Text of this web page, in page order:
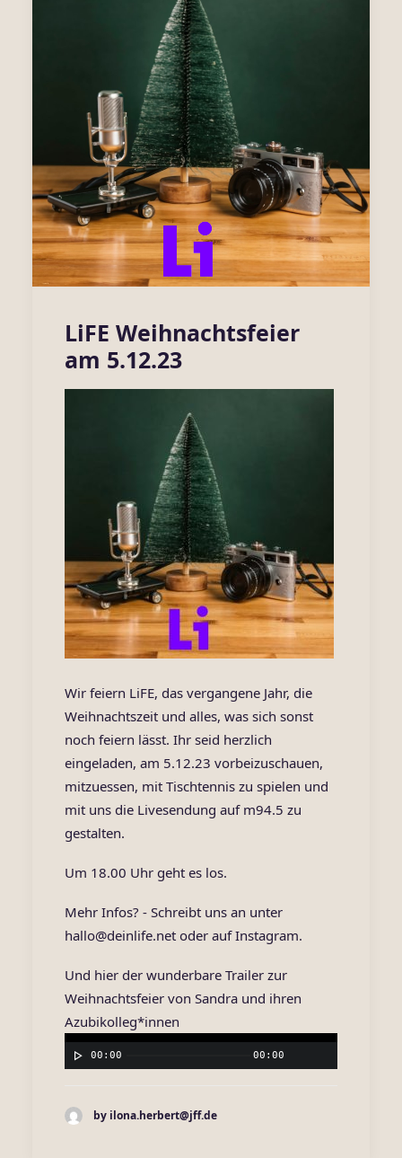
LiFE Weihnachtsfeier
am 5.12.23
Wir feiern LiFE, das vergangene Jahr, die
Weihnachtszeit und alles, was sich sonst
noch feiern lässt. Ihr seid herzlich
eingeladen, am 5.12.23 vorbeizuschauen,
mitzuessen, mit Tischtennis zu spielen und
mit uns die Livesendung auf m94.5 zu
gestalten.
Um 18.00 Uhr geht es los.
Mehr Infos? - Schreibt uns an unter
hallo@deinlife.net oder aufInstagram.
Und hier der wunderbare Trailer zur
Weihnachtsfeier von Sandra und ihren
Azubikolleg*innen
00:00 00:00
by ilona.herbert@jff.de